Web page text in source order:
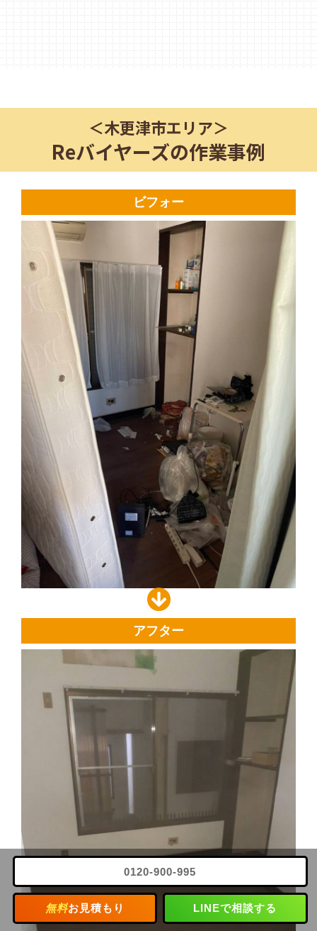
＜木更津市エリア＞
Reバイヤーズの作業事例
ビフォー
アフター
0120-900-995
無料お見積もり LINEで相談する